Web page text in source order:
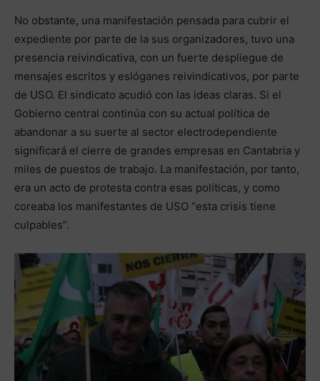
No obstante, una manifestación pensada para cubrir el
expediente por parte de la sus organizadores, tuvo una
presencia reivindicativa, con un fuerte despliegue de
mensajes escritos y eslóganes reivindicativos, por parte
de USO. El sindicato acudió con las ideas claras. Si el
Gobierno central continúa con su actual política de
abandonar a su suerte al sector electrodependiente
significará el cierre de grandes empresas en Cantabria y
miles de puestos de trabajo. La manifestación, por tanto,
era un acto de protesta contra esas políticas, y como
coreaba los manifestantes de USO “esta crisis tiene
culpables”.